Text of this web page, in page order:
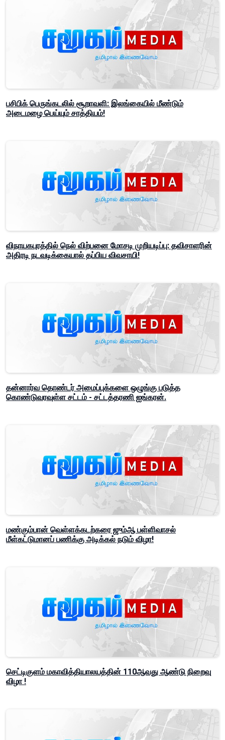
பசிபிக் பெருங்கடலில் சூறாவளி: இலங்கையில் மீண்டும்
அடைமழை பெய்யும் சாத்தியம்!
விநாயகபுரத்தில் நெல் விற்பனை மோசடி முறியடிப்பு: தவிசாளரின்
அதிரடி நடவடிக்கையால் தப்பிய விவசாயி!
தன்னார்வ தொண்டர் அமைப்புக்களை ஒழுங்கு படுத்த
கொண்டுவரவுள்ள சட்டம் - சட்டத்தரணி ஐங்கரன்.
மண்கும்பான் வெள்ளக்கடற்கரை ஜும்ஆ பள்ளிவாசல்
மீள்கட்டுமானப் பணிக்கு அடிக்கல் நடும் விழா!
செட்டிகுளம் மகாவித்தியாலயத்தின் 110ஆவது ஆண்டு நிறைவு
விழா !